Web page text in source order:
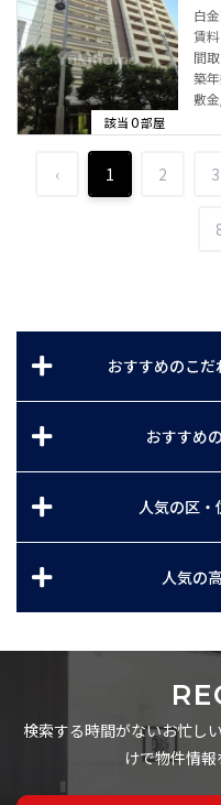
該当0部屋
白
賃料
間
築
敷
‹ 1 2 3
おすすめのこ
おすすめ
人気の区
人気の
検索する時間がないお忙し
けで物件情報